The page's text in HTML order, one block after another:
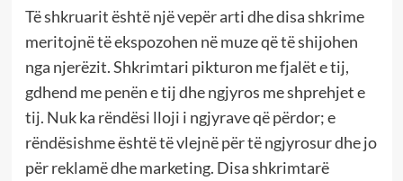
Të shkruarit është një vepër arti dhe disa shkrime
meritojnë të ekspozohen në muze që të shijohen
nga njerëzit. Shkrimtari pikturon me fjalët e tij,
gdhend me penën e tij dhe ngjyros me shprehjet e
tij. Nuk ka rëndësi lloji i ngjyrave që përdor; e
rëndësishme është të vlejnë për të ngjyrosur dhe jo
për reklamë dhe marketing. Disa shkrimtarë